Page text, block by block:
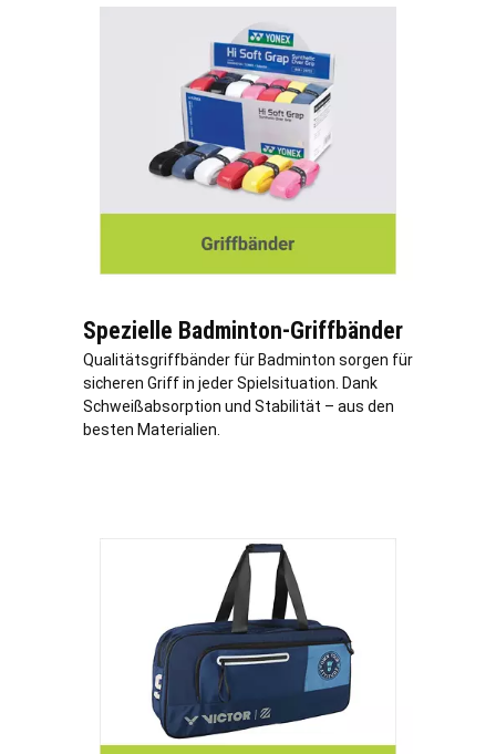
Spezielle Badminton-Griffbänder
Qualitätsgriffbänder für Badminton sorgen für
sicheren Griff in jeder Spielsituation. Dank
Schweißabsorption und Stabilität – aus den
besten Materialien.